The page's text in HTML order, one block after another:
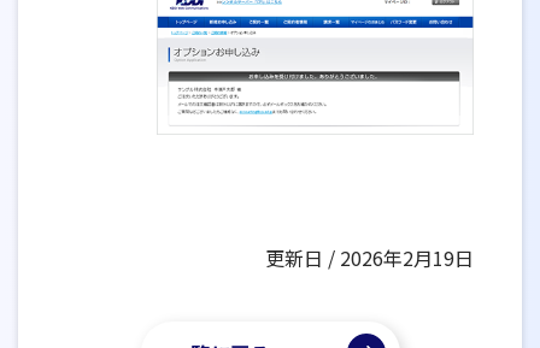
更新日 / 2026年2月19日